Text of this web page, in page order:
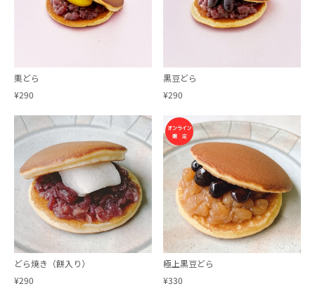
栗どら
¥290
黒豆どら
¥290
どら焼き（餅入り）
¥290
極上黒豆どら
¥330